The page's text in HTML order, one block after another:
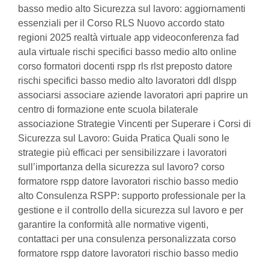
basso medio alto Sicurezza sul lavoro: aggiornamenti
essenziali per il Corso RLS Nuovo accordo stato
regioni 2025 realtà virtuale app videoconferenza fad
aula virtuale rischi specifici basso medio alto online
corso formatori docenti rspp rls rlst preposto datore
rischi specifici basso medio alto lavoratori ddl dlspp
associarsi associare aziende lavoratori apri paprire un
centro di formazione ente scuola bilaterale
associazione Strategie Vincenti per Superare i Corsi di
Sicurezza sul Lavoro: Guida Pratica Quali sono le
strategie più efficaci per sensibilizzare i lavoratori
sull’importanza della sicurezza sul lavoro? corso
formatore rspp datore lavoratori rischio basso medio
alto Consulenza RSPP: supporto professionale per la
gestione e il controllo della sicurezza sul lavoro e per
garantire la conformità alle normative vigenti,
contattaci per una consulenza personalizzata corso
formatore rspp datore lavoratori rischio basso medio